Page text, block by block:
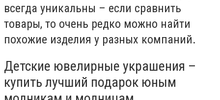
всегда уникальны – если сравнить
товары, то очень редко можно найти
похожие изделия у разных компаний.
Детские ювелирные украшения –
купить лучший подарок юным